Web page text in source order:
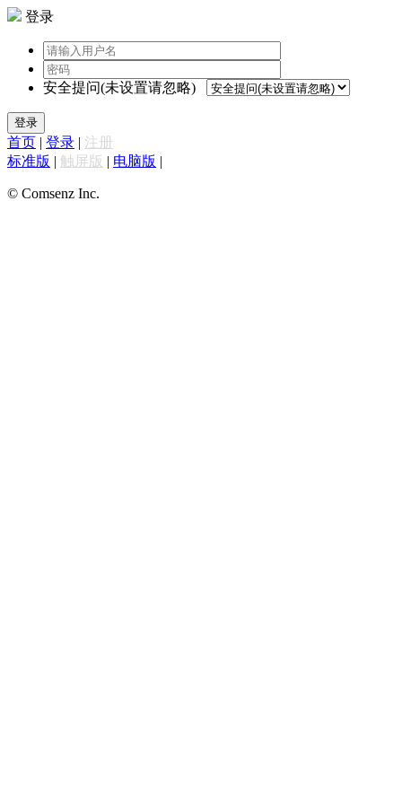
登录
安全提问(未设置请忽略)
登录
首页 | 登录 | 注册
标准版 | 触屏版 | 电脑版 |
© Comsenz Inc.